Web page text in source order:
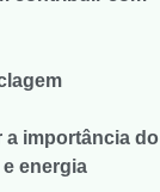
a importância do
energia